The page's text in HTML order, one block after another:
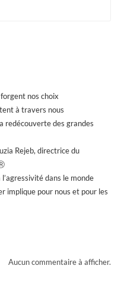
nos choix
à travers nous
redécouverte des grandes
Rejeb, directrice du
dans le monde
implique pour nous et pour les
Aucun commentaire à afficher.